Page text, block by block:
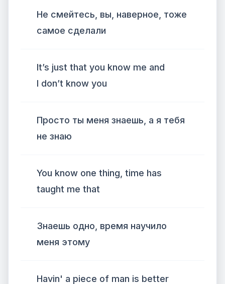
Не смейтесь, вы, наверное, тоже
самое сделали
It’s just that you know me and
I don’t know you
Просто ты меня знаешь, а я тебя
не знаю
You know one thing, time has
taught me that
Знаешь одно, время научило
меня этому
Havin' a piece of man is better